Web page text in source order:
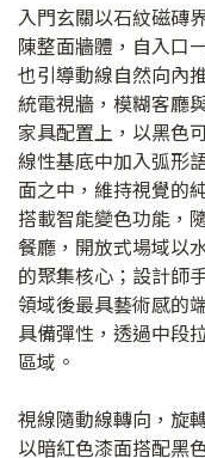
入門玄關以石紋磁磚
陳整面牆體，自入口
也引導動線自然向內
統電視牆，模糊客廳
家具配置上，以黑色
線性基底中加入弧形
面之中，維持視覺的
搭載智能變色功能，
餐廳，開放式場域以
的聚集核心；設計師
領域後最具藝術感的
具備彈性，透過中段
區域。
視線隨動線轉向，旋
以暗紅色漆面搭配黑